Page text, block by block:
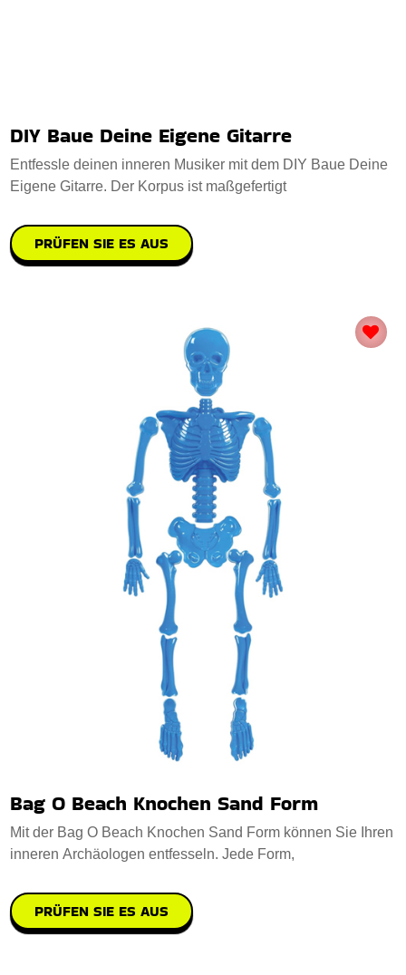
DIY Baue Deine Eigene Gitarre
Entfessle deinen inneren Musiker mit dem DIY Baue Deine
Eigene Gitarre. Der Korpus ist maßgefertigt
PRÜFEN SIE ES AUS
Bag O Beach Knochen Sand Form
Mit der Bag O Beach Knochen Sand Form können Sie Ihren
inneren Archäologen entfesseln. Jede Form,
PRÜFEN SIE ES AUS